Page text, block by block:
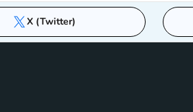
X (Twitter)